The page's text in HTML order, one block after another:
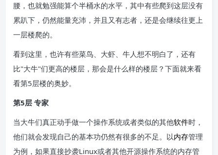
腰，也就勉强能算个半桶水的水平，其中有些爬到这层没有
累趴下，仍然能量充沛，并且又有志者，还是会继续往更上
一层楼爬的。
看到这里，也许有些菜鸟、大虾、牛人想不明白了，还有
比"大牛"们更高的楼层，那会是什么样的楼层？下面就来看
看第5层楼的奥妙。
第5层 专家
当大牛们真正动手做一个操作系统或者类似的其他软件时，
他们就会发现自己的基本功仍然有很多的不足。以内存管理
为例，如果直接抄袭Linux或者其他开源操作系统的内存管